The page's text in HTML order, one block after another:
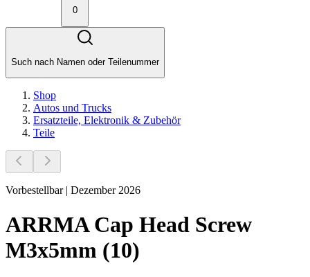
0
Such nach Namen oder Teilenummer
Shop
Autos und Trucks
Ersatzteile, Elektronik & Zubehör
Teile
Vorbestellbar | Dezember 2026
ARRMA Cap Head Screw
M3x5mm (10)